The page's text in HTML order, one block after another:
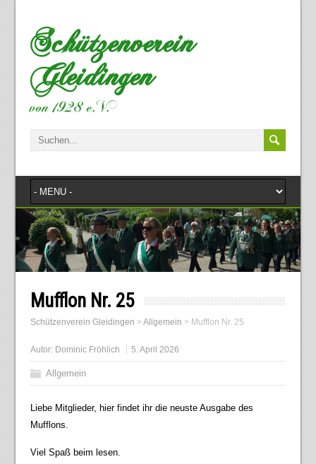
Schützenverein
Gleidingen
von 1928 e.V.
Mufflon Nr. 25
Schützenverein Gleidingen >Allgemein > Mufflon Nr. 25
Autor: Dominic Fröhlich 5. April 2026
Allgemein
Liebe Mitglieder, hier findet ihr die neuste Ausgabe des
Mufflons.
Viel Spaß beim lesen.